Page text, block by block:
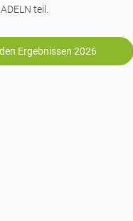
teil.
Ergebnissen 2026